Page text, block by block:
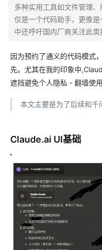
多种实用工具如文件管理
仅是一个代码助手，更像
中还呼吁国内厂商关注此类
因为预约了通义的代码模式
先。尤其在我的印象中
遮挡避免个人隐私 - 翻墙使
本文主要是为了后续和
Claude.ai UI基础